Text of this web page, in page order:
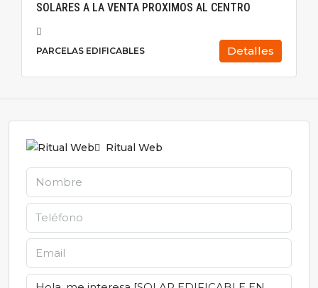
SOLARES A LA VENTA PROXIMOS AL CENTRO
PARCELAS EDIFICABLES Detalles
Ritual Web